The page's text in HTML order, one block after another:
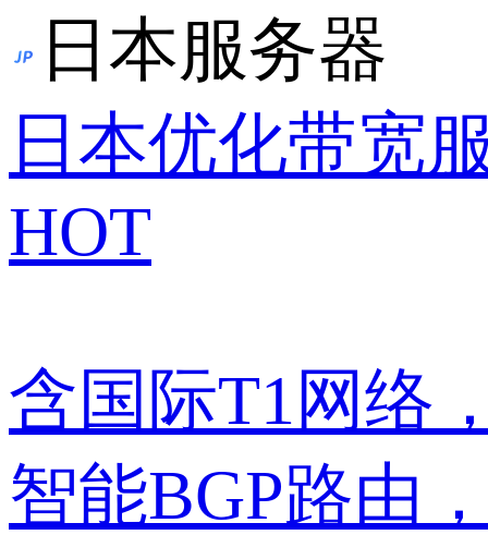
日本服务器
日本优化带宽
HOT
含国际T1网络
智能BGP路由